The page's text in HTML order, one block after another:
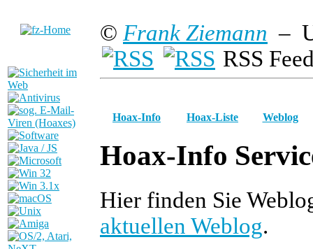
© Frank Ziemann –
RSS
Hoax-Info Hoax-Liste Weblog
Hoax-Info
Hier finden Sie
aktuellen Weblog.